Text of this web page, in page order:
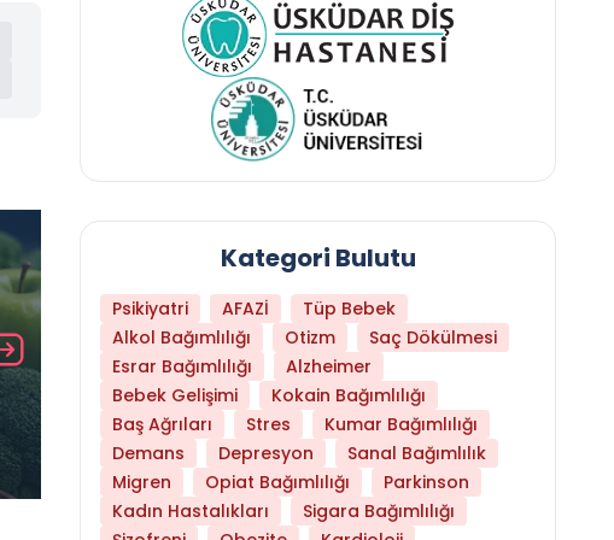
Daha Az Protein Tüketmek Yaşlanmayı
Kategori Bulutu
Psikiyatri AFAZİ
Tüp Bebek
Alkol Bağımlılığı
Otizm
Saç Dökülmesi
Esrar Bağımlılığı
Alzheimer
Bebek Gelişimi
Kokain Bağımlılığı
Baş Ağrıları
Stres
Kumar Bağımlılığı
Demans
Depresyon
Sanal Bağımlılık
Migren
Opiat Bağımlılığı
Parkinson
Kadın Hastalıkları
Sigara Bağımlılığı